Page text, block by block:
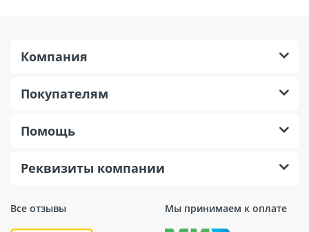
Все отзывы Мы принимаем к оплате
Компания
Покупателям
Помощь
Реквизиты компании